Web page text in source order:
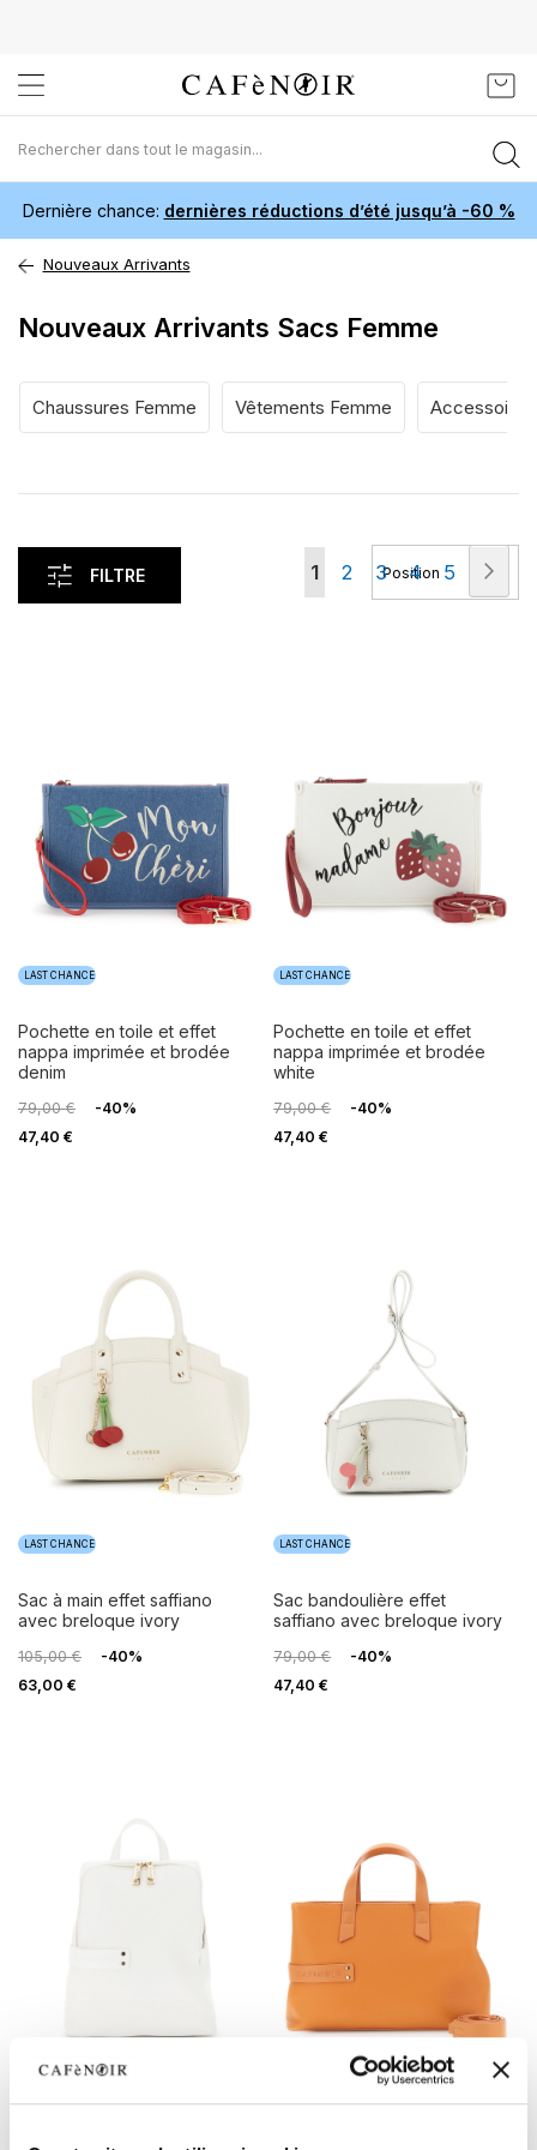
au
contenu
Dernière chance: dernières réductions d’été jusqu’à -60 %
Nouveaux Arrivants
Nouveaux Arrivants Sacs Femme
Chaussures Femme Vêtements Femme
FILTRE
LAST CHANCE
pochette en toile et effet
nappa imprimée et brodée
denim
79,00 €
-40%
47,40 €
LAST CHANCE
pochette en toile et effet
nappa imprimée et brodée
white
79,00 €
-40%
47,40 €
LAST CHANCE
sac à main effet saffiano
avec breloque ivory
105,00 €
-40%
63,00 €
LAST CHANCE
sac bandoulière effet
saffiano avec breloque ivory
79,00 €
-40%
47,40 €
Vous
page
1 Page
2 Page
3 Page
4 Page
5